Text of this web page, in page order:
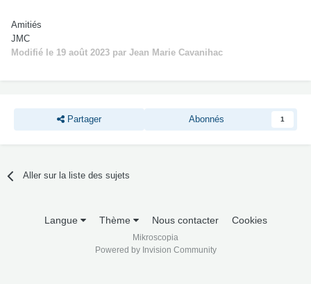
Amitiés
JMC
Modifié le 19 août 2023 par Jean Marie Cavanihac
Partager Abonnés 1
Aller sur la liste des sujets
Langue Thème Nous contacter Cookies
Mikroscopia
Powered by Invision Community